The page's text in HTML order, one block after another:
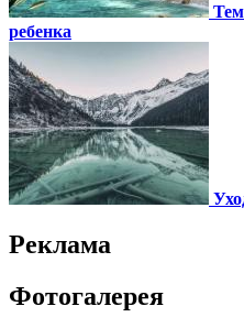
ребенка
Реклама
Фотогалерея